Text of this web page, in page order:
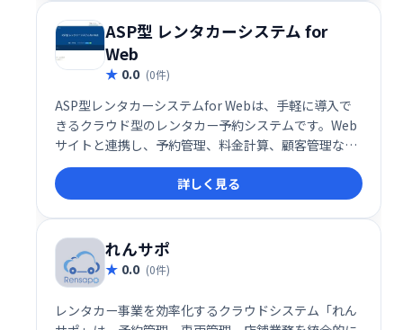
ASP型 レンタカーシステム for
Web
0.0 (0件)
ASP型レンタカーシステムfor Webは、手軽に導入で
きるクラウド型のレンタカー予約システムです。Web
サイトと連携し、予約管理、料金計算、顧客管理など
を効率化。初期費用を抑え、月額料金で利用できま
す。集客から予約管理までをワンストップでサポート
し、業務の省力化と売上向上に貢献します。
詳しく見る
れんサポ
0.0 (0件)
レンタカー事業を効率化するクラウドシステム「れん